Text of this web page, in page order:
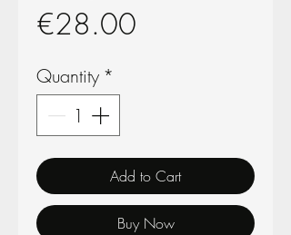
€28.00
Quantity *
Add to Cart
Buy Now